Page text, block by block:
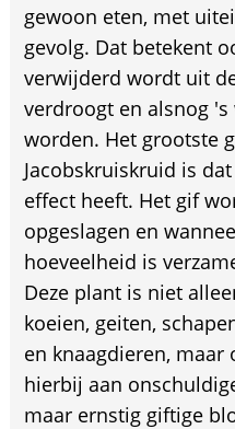
gewoon eten, met
gevolg. Dat betekent
verwijderd wordt uit
verdroogt en alsnog 's
worden. Het grootste
Jacobskruiskruid is
effect heeft. Het gif
opgeslagen en
hoeveelheid is
Deze plant is niet
koeien, geiten,
en knaagdieren, maar
hierbij aan
maar ernstig giftige